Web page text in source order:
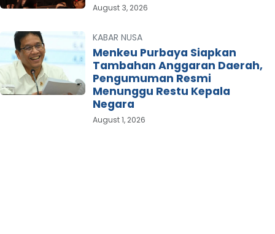
August 3, 2026
KABAR NUSA
Menkeu Purbaya Siapkan
Tambahan Anggaran Daerah,
Pengumuman Resmi
Menunggu Restu Kepala
Negara
August 1, 2026